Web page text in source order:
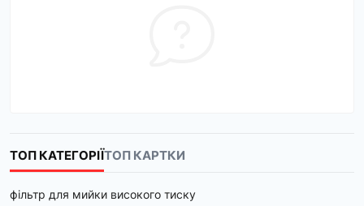
ТОП КАТЕГОРІЇТОП КАРТКИ
фільтр для мийки високого тиску